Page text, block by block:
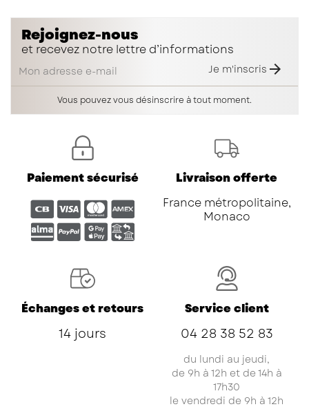
Rejoignez-nous
et recevez notre lettre d’informations
Je m'inscris 
Vous pouvez vous désinscrire à tout moment.
Paiement sécurisé
Livraison offerte
France métropolitaine,
Monaco
Échanges et retours
14 jours
Service client
04 28 38 52 83
du lundi au jeudi,
de 9h à 12h et de 14h à
17h30
le vendredi de 9h à 12h